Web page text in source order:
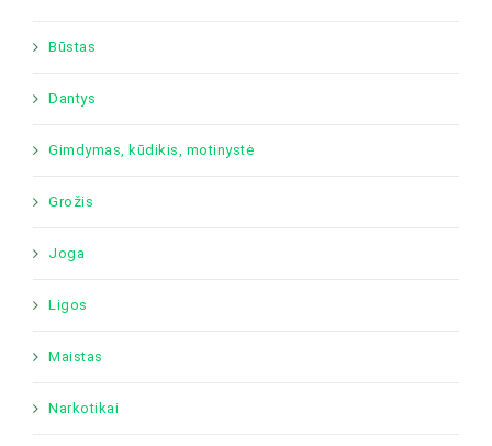
Būstas
Dantys
Gimdymas, kūdikis, motinystė
Grožis
Joga
Ligos
Maistas
Narkotikai